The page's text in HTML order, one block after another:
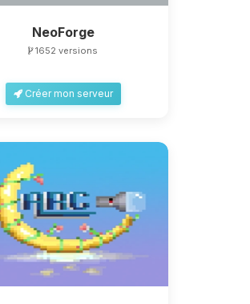
NeoForge
1652 versions
Créer mon serveur